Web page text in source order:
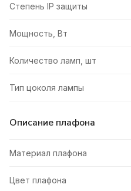
Степень IP защиты
Мощность, Вт
Количество ламп, шт
Тип цоколя лампы
Описание плафона
Материал плафона
Цвет плафона